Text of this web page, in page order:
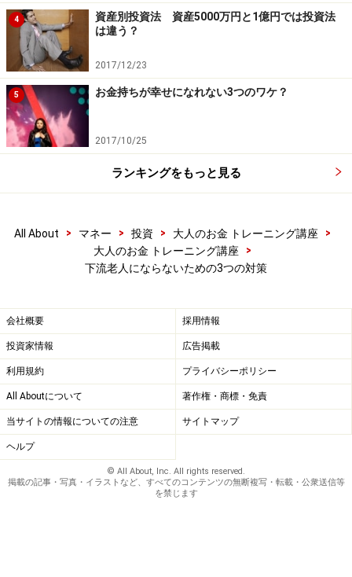
収入の1割は使わず、貯金する。
貯金の半分は、投資する。
投資したお金は、老後まで使わない。
たとえば、いま40歳の人が、毎月6万円を強制的に貯蓄
し続け、そのうちの半分の3万円を投資にまわし、6％で
運用できれば、65歳時には元本の1,800万円は3,000万円
には増えているはず。これが、長期複利運用の力です。
りません。
用です。デザイナー、植木職人、スポーツコーチ、書道
師範、ピアノ教師、介護職などなど、いろいろなマイ・
リソースで、楽しみな老後を創ることが可能です。
【関連記事】
物欲から解放されるためには？本当の財産とは何か
年の瀬にやっておきたい家計のPDCA
4
資産別投資法 資産5000万円と1億円では投資法
は違う？
2017/12/23
5 お金持ちが幸せになれない3つのワケ？
2017/10/25
ランキングをもっと見る
All About > マネー > 投資 > 大人のお金 トレーニング講座
>
大人のお金 トレーニング講座
>
下流老人にならないための3つの対策
会社概要 採用情報
投資家情報 広告掲載
利用規約 プライバシーポリシー
All Aboutについて 著作権・商標・免責
当サイトの情報についての注意 サイトマップ
ヘルプ
© All About, Inc. All rights reserved.
掲載の記事・写真・イラストなど、すべてのコンテンツの無断複写・転載・公衆送信等
を禁じます